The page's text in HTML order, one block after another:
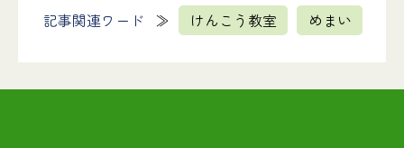
記事関連ワード けんこう教室 めまい